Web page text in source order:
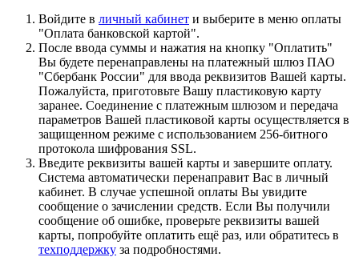
Войдите в личный кабинет и выберите в меню оплаты
"Оплата банковской картой".
После ввода суммы и нажатия на кнопку "Оплатить"
Вы будете перенаправлены на платежный шлюз ПАО
"Сбербанк России" для ввода реквизитов Вашей карты.
Пожалуйста, приготовьте Вашу пластиковую карту
заранее. Соединение с платежным шлюзом и передача
параметров Вашей пластиковой карты осуществляется в
защищенном режиме с использованием 256-битного
протокола шифрования SSL.
Введите реквизиты вашей карты и завершите оплату.
Система автоматически перенаправит Вас в личный
кабинет. В случае успешной оплаты Вы увидите
сообщение о зачислении средств. Если Вы получили
сообщение об ошибке, проверьте реквизиты вашей
карты, попробуйте оплатить ещё раз, или обратитесь в
техподдержку за подробностями.